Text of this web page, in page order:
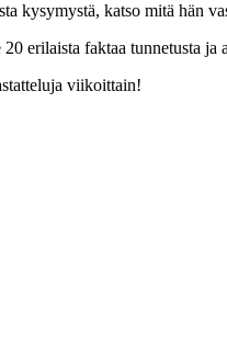
kysymystä, katso mitä hän
erilaista faktaa tunnetusta ja
viikoittain!